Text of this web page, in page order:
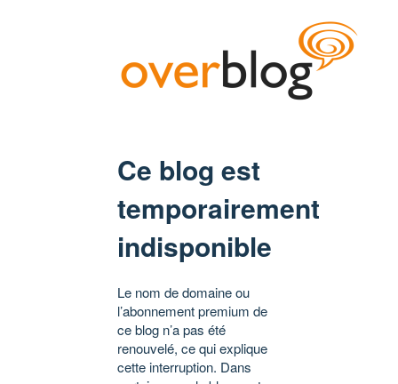
Ce blog est
temporairement
indisponible
Le nom de domaine ou
l’abonnement premium de
ce blog n’a pas été
renouvelé, ce qui explique
cette interruption. Dans